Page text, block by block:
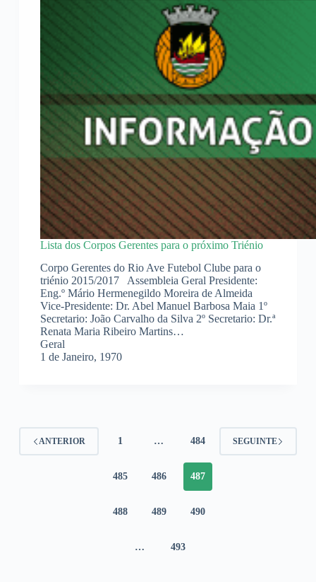
Lista dos Corpos Gerentes para o próximo Triénio
Corpo Gerentes do Rio Ave Futebol Clube para o
triénio 2015/2017 Assembleia Geral Presidente:
Eng.º Mário Hermenegildo Moreira de Almeida
Vice-Presidente: Dr. Abel Manuel Barbosa Maia 1º
Secretario: João Carvalho da Silva 2º Secretario: Dr.ª
Renata Maria Ribeiro Martins…
Geral
1 de Janeiro, 1970
ANTERIOR 1 … 484
485 486 487
488 489 490
… 493
SEGUINTE